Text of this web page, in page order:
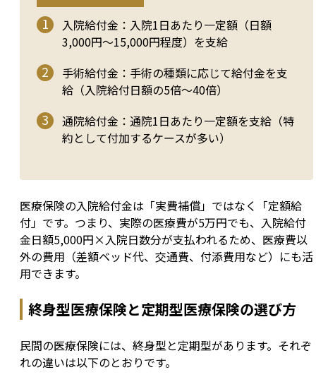
入院給付金：入院1日あたり一定額（日額
3,000円～15,000円程度）を支給
手術給付金：手術の種類に応じて給付金を支
給（入院給付日額の5倍～40倍）
通院給付金：通院1日あたり一定額を支給（特
約として付加するケースが多い）
医療保険の入院給付金は「実費補償」ではなく「定額給
付」です。つまり、実際の医療費が5万円でも、入院給付
金日額5,000円×入院日数分が支払われるため、医療費以
外の費用（差額ベッド代、交通費、付添費用など）にも活
用できます。
終身型医療保険と定期型医療保険の選び方
民間の医療保険には、終身型と定期型があります。それぞ
れの違いは以下のとおりです。